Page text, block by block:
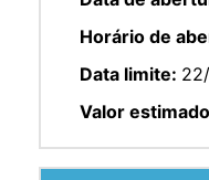
Horário de
Data limite:
Valor